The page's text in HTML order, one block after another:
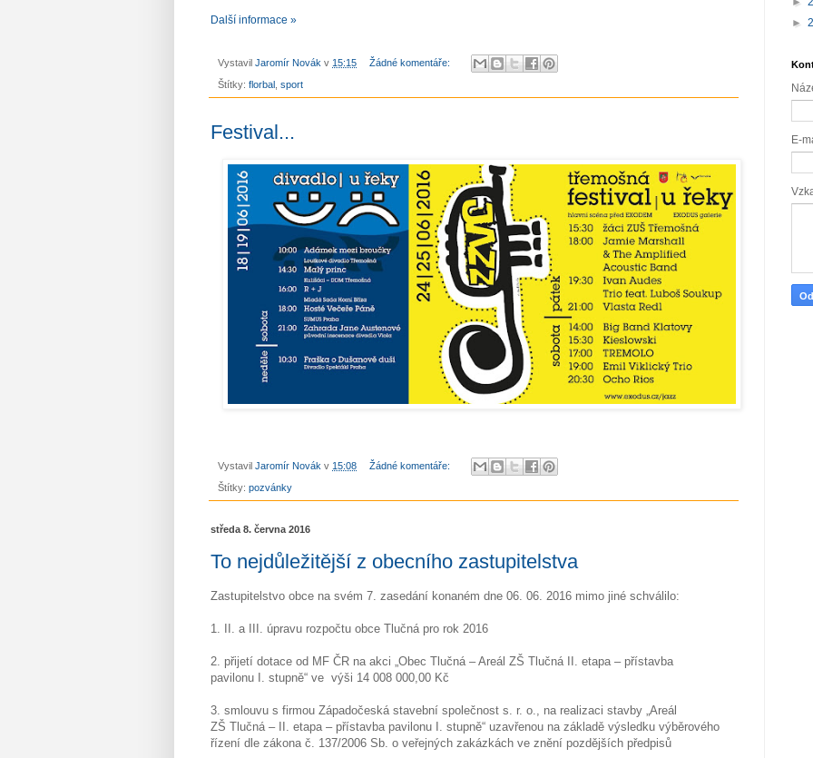
Další informace »
Vystavil Jaromír Novák v 15:15 Žádné komentáře:
Štítky: florbal sport
Festival...
Vystavil Jaromír Novák v 15:08 Žádné komentáře:
Štítky: pozvánky
středa 8. června 2016
To nejdůležitější z obecního zastupitelstva
Zastupitelstvo obce na svém 7. zasedání konaném dne 06. 06. 2016 mimo jiné schválilo:
1. II. a III. úpravu rozpočtu obce Tlučná pro rok 2016
2. přijetí dotace od MF ČR na akci „Obec Tlučná – Areál ZŠ Tlučná II. etapa – přístavba
pavilonu I. stupně“ ve výši 14 008 000,00 Kč
3. smlouvu s firmou Západočeská stavební společnost s. r. o., na realizaci stavby „Areál
ZŠ Tlučná – II. etapa – přístavba pavilonu I. stupně“ uzavřenou na základě výsledku výběrového
řízení dle zákona č. 137/2006 Sb. o veřejných zakázkách ve znění pozdějších předpisů
►
E-